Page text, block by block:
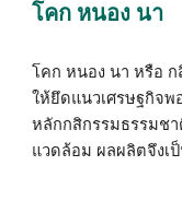
โคก หนอง นา
โคก หนอง นา หรือ
ให้ยึดแนวเศรษฐกิจพ
หลักกสิกรรมธรรมช
แวดล้อม ผลผลิตจึงเ